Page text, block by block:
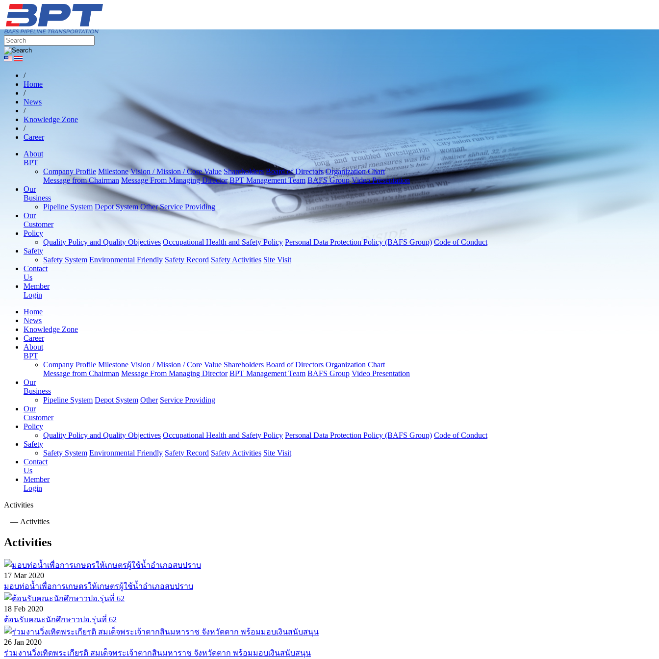
/
Home
/
News
/
Knowledge Zone
/
Career
About
BPT
Company Profile Milestone Vision / Mission / Core Value Shareholders Board of Directors Organization Chart
Message from Chairman Message From Managing Director BPT Management Team BAFS Group Video Presentation
Our
Business
Pipeline System Depot System Other Service Providing
Our
Customer
Policy
Quality Policy and Quality Objectives Occupational Health and Safety Policy Personal Data Protection Policy (BAFS Group) Code of Conduct
Safety
Safety System Environmental Friendly Safety Record Safety Activities Site Visit
Contact
Us
Member
Login
Home
News
Knowledge Zone
Career
About
BPT
Company Profile Milestone Vision / Mission / Core Value Shareholders Board of Directors Organization Chart
Message from Chairman Message From Managing Director BPT Management Team BAFS Group Video Presentation
Our
Business
Pipeline System Depot System Other Service Providing
Our
Customer
Policy
Quality Policy and Quality Objectives Occupational Health and Safety Policy Personal Data Protection Policy (BAFS Group) Code of Conduct
Safety
Safety System Environmental Friendly Safety Record Safety Activities Site Visit
Contact
Us
Member
Login
Activities
— Activities
Activities
17 Mar 2020
มอบท่อน้ำเพื่อการเกษตรให้เกษตรผู้ใช้น้ำอำเภอสบปราบ
18 Feb 2020
ต้อนรับคณะนักศึกษาวปอ.รุ่นที่ 62
26 Jan 2020
ร่วมงานวิ่งเทิดพระเกียรติ สมเด็จพระเจ้าตากสินมหาราช จังหวัดตาก พร้อมมอบเงินสนับสนุน